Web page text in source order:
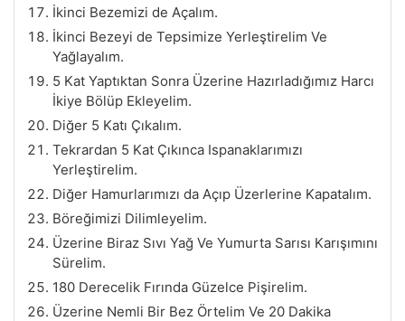
İkinci Bezemizi de Açalım.
İkinci Bezeyi de Tepsimize Yerleştirelim Ve
Yağlayalım.
5 Kat Yaptıktan Sonra Üzerine Hazırladığımız Harcı
İkiye Bölüp Ekleyelim.
Diğer 5 Katı Çıkalım.
Tekrardan 5 Kat Çıkınca Ispanaklarımızı
Yerleştirelim.
Diğer Hamurlarımızı da Açıp Üzerlerine Kapatalım.
Böreğimizi Dilimleyelim.
Üzerine Biraz Sıvı Yağ Ve Yumurta Sarısı Karışımını
Sürelim.
180 Derecelik Fırında Güzelce Pişirelim.
Üzerine Nemli Bir Bez Örtelim Ve 20 Dakika